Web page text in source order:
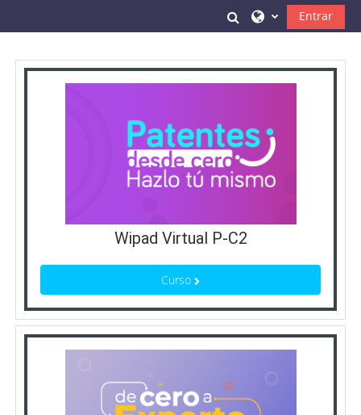
Toggle search
Entrar
Wipad Virtual P-C2
Curso